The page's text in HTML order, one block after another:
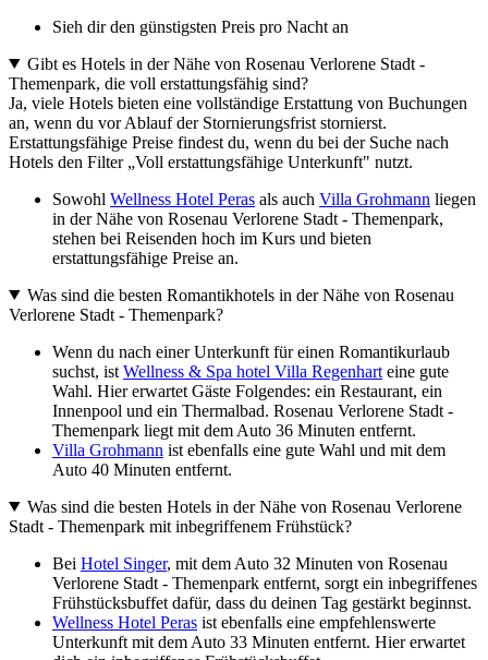
Sieh dir den günstigsten Preis pro Nacht an
Gibt es Hotels in der Nähe von Rosenau Verlorene Stadt -
Themenpark, die voll erstattungsfähig sind?
Ja, viele Hotels bieten eine vollständige Erstattung von Buchungen
an, wenn du vor Ablauf der Stornierungsfrist stornierst.
Erstattungsfähige Preise findest du, wenn du bei der Suche nach
Hotels den Filter „Voll erstattungsfähige Unterkunft" nutzt.
Sowohl Wellness Hotel Peras als auch Villa Grohmann liegen
in der Nähe von Rosenau Verlorene Stadt - Themenpark,
stehen bei Reisenden hoch im Kurs und bieten
erstattungsfähige Preise an.
Was sind die besten Romantikhotels in der Nähe von Rosenau
Verlorene Stadt - Themenpark?
Wenn du nach einer Unterkunft für einen Romantikurlaub
suchst, ist Wellness & Spa hotel Villa Regenhart eine gute
Wahl. Hier erwartet Gäste Folgendes: ein Restaurant, ein
Innenpool und ein Thermalbad. Rosenau Verlorene Stadt -
Themenpark liegt mit dem Auto 36 Minuten entfernt.
Villa Grohmann ist ebenfalls eine gute Wahl und mit dem
Auto 40 Minuten entfernt.
Was sind die besten Hotels in der Nähe von Rosenau Verlorene
Stadt - Themenpark mit inbegriffenem Frühstück?
Bei Hotel Singer, mit dem Auto 32 Minuten von Rosenau
Verlorene Stadt - Themenpark entfernt, sorgt ein inbegriffenes
Frühstücksbuffet dafür, dass du deinen Tag gestärkt beginnst.
Wellness Hotel Peras ist ebenfalls eine empfehlenswerte
Unterkunft mit dem Auto 33 Minuten entfernt. Hier erwartet